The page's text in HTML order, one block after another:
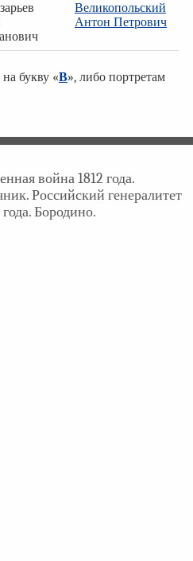
Великопольский
Антон Петрович
букву «В», либо портретам
война 1812 года.
Российский генералитет
Бородино.